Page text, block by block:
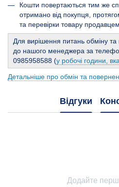
Кошти повертаються тим же
отримано від покупця,
та перевірки товару продавцем.
Для вирішення питань обміну
до нашого менеджера за
0985958588 (у робочі години,
Детальніше про обмін та
Відгуки
Додайте